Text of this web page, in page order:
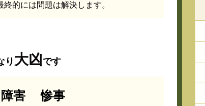
的には問題は解決します。
り 大凶です
害 惨事